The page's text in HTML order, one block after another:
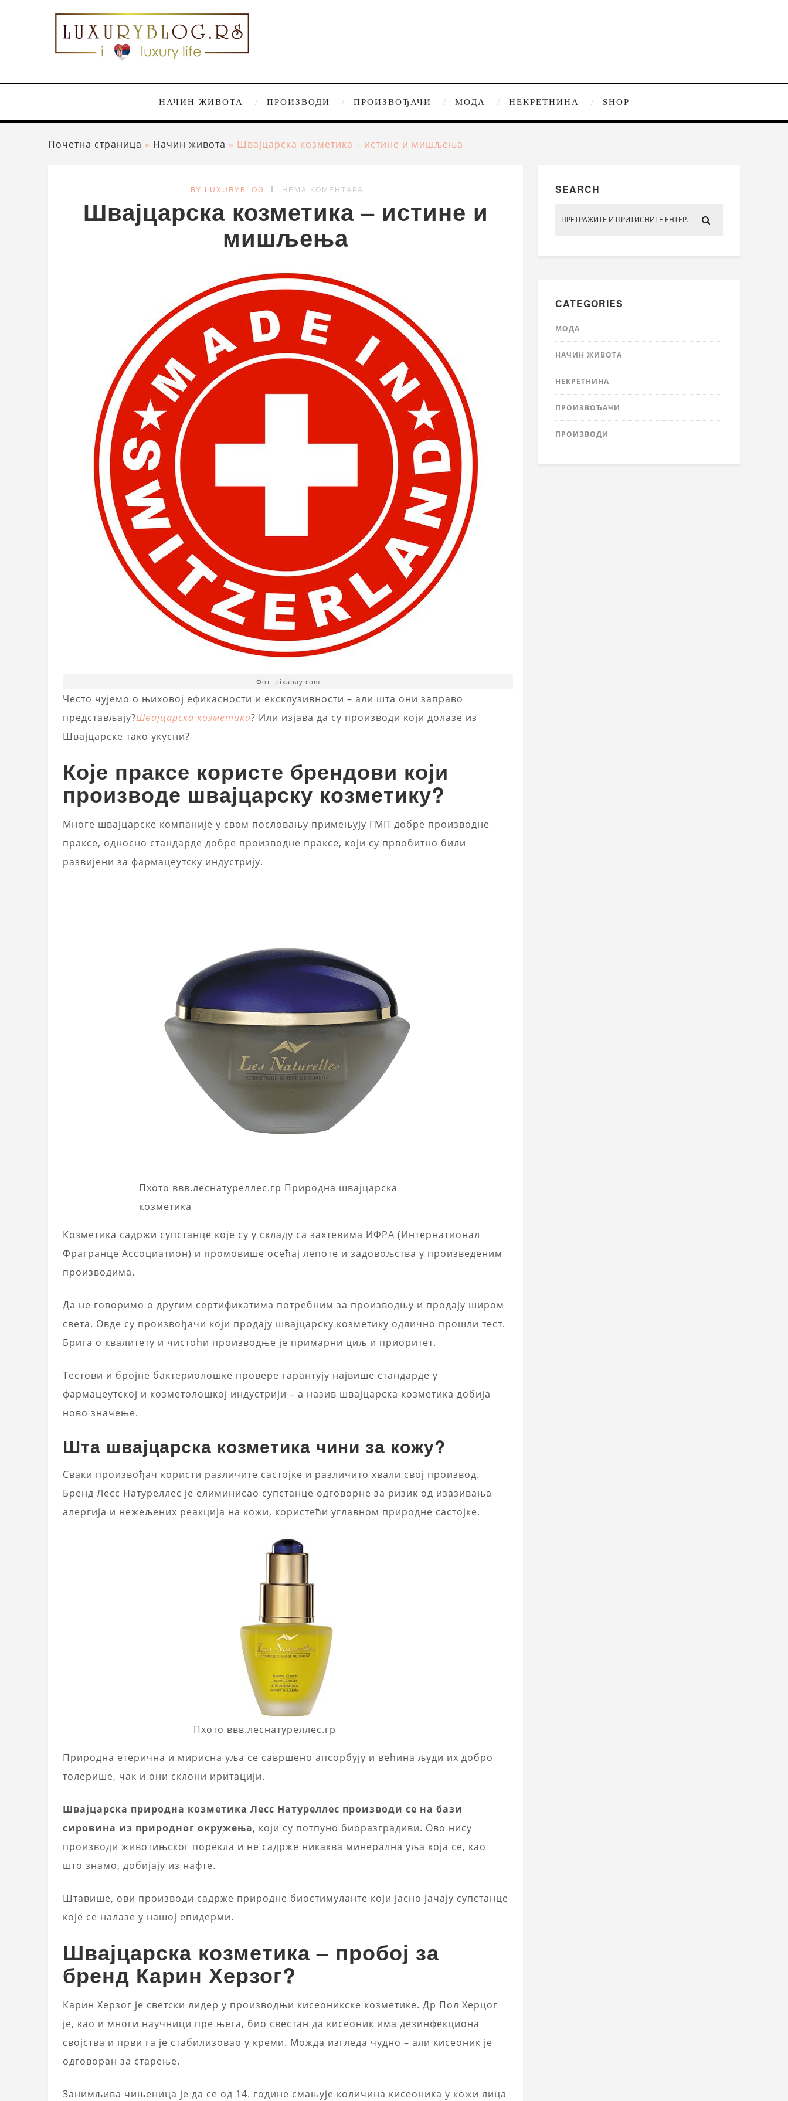
НАЧИН ЖИВОТА ПРОИЗВОДИ ПРОИЗВОЂАЧИ МОДА НЕКРЕТНИНА SHOP
Почетна страница » Начин живота » Швајцарска козметика – истине и мишљења
BY LUXURYBLOG НЕМА КОМЕНТАРА
Швајцарска козметика – истине и
мишљења
Фот. pixabay.com
Често чујемо о њиховој ефикасности и ексклузивности – али шта они заправо
представљају?Швајцарска козметика? Или изјава да су производи који долазе из
Швајцарске тако укусни?
Које праксе користе брендови који
производе швајцарску козметику?
Многе швајцарске компаније у свом пословању примењују ГМП добре производне
праксе, односно стандарде добре производне праксе, који су првобитно били
развијени за фармацеутску индустрију.
Пхото ввв.леснатуреллес.гр Природна швајцарска
козметика
Козметика садржи супстанце које су у складу са захтевима ИФРА (Интернатионал
Фрагранце Ассоциатион) и промовише осећај лепоте и задовољства у произведеним
производима.
Да не говоримо о другим сертификатима потребним за производњу и продају широм
света. Овде су произвођачи који продају швајцарску козметику одлично прошли тест.
Брига о квалитету и чистоћи производње је примарни циљ и приоритет.
Тестови и бројне бактериолошке провере гарантују највише стандарде у
фармацеутској и козметолошкој индустрији – а назив швајцарска козметика добија
ново значење.
Шта швајцарска козметика чини за кожу?
Сваки произвођач користи различите састојке и различито хвали свој производ.
Бренд Лесс Натуреллес је елиминисао супстанце одговорне за ризик од изазивања
алергија и нежељених реакција на кожи, користећи углавном природне састојке.
Пхото ввв.леснатуреллес.гр
Природна етерична и мирисна уља се савршено апсорбују и већина људи их добро
толерише, чак и они склони иритацији.
Швајцарска природна козметика Лесс Натуреллес производи се на бази
сировина из природног окружења, који су потпуно биоразградиви. Ово нису
производи животињског порекла и не садрже никаква минерална уља која се, као
што знамо, добијају из нафте.
Штавише, ови производи садрже природне биостимуланте који јасно јачају супстанце
које се налазе у нашој епидерми.
Швајцарска козметика – пробој за
бренд Карин Херзог?
Карин Херзог је светски лидер у производњи кисеоникске козметике. Др Пол Херцог
је, као и многи научници пре њега, био свестан да кисеоник има дезинфекциона
својства и први га је стабилизовао у креми. Можда изгледа чудно – али кисеоник је
одговоран за старење.
Занимљива чињеница је да се од 14. године смањује количина кисеоника у кожи лица
SEARCH
CATEGORIES
МОДА
НАЧИН ЖИВОТА
НЕКРЕТНИНА
ПРОИЗВОЂАЧИ
ПРОИЗВОДИ